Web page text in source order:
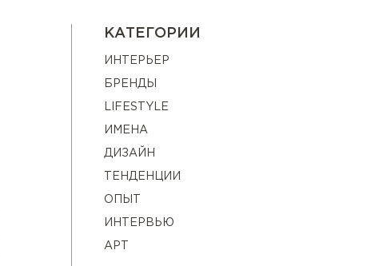
КАТЕГОРИИ
ИНТЕРЬЕР
БРЕНДЫ
LIFESTYLE
ИМЕНА
ДИЗАЙН
ТЕНДЕНЦИИ
ОПЫТ
ИНТЕРВЬЮ
АРТ